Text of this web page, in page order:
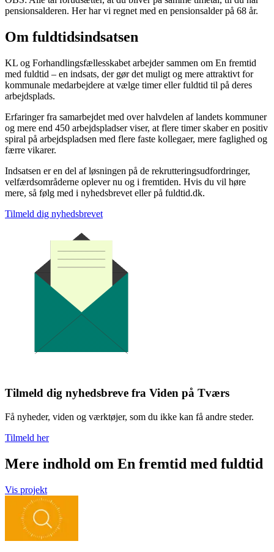
pensionsalderen. Her har vi regnet med en pensionsalder på 68 år.
Om fuldtidsindsatsen
KL og Forhandlingsfællesskabet arbejder sammen om En fremtid
med fuldtid – en indsats, der gør det muligt og mere attraktivt for
kommunale medarbejdere at vælge timer eller fuldtid til på deres
arbejdsplads.
Erfaringer fra samarbejdet med over halvdelen af landets kommuner
og mere end 450 arbejdspladser viser, at flere timer skaber en positiv
spiral på arbejdspladsen med flere faste kollegaer, mere faglighed og
færre vikarer.
Indsatsen er en del af løsningen på de rekrutteringsudfordringer,
velfærdsområderne oplever nu og i fremtiden. Hvis du vil høre
mere, så følg med i nyhedsbrevet eller på fuldtid.dk.
Tilmeld dig nyhedsbrevet
Tilmeld dig nyhedsbreve fra Viden på Tværs
Få nyheder, viden og værktøjer, som du ikke kan få andre steder.
Tilmeld her
Mere indhold om En fremtid med fuldtid
Vis projekt